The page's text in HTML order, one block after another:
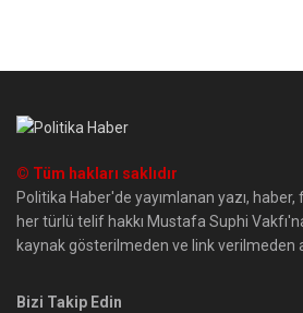
© Tüm hakları saklıdır
Politika Haber'de yayımlanan yazı,
her türlü telif hakkı Mustafa Suphi
kaynak gösterilmeden ve link verilmeden
Bizi Takip Edin